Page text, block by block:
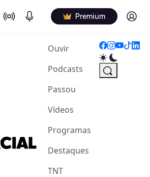
On Air Podcasts Premium Log in
Ouvir(current)
Podcasts
Passou
Vídeos
Programas
Destaques
TNT